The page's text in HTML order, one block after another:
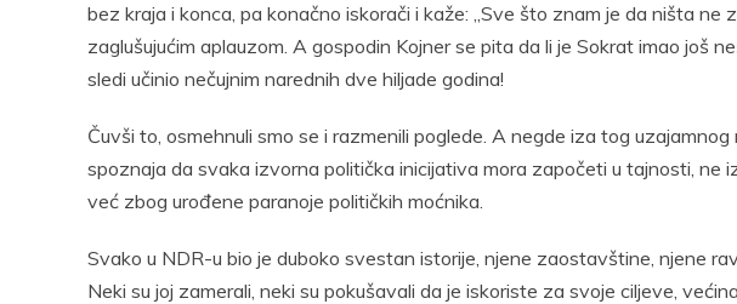
bez kraja i konca, pa konačno iskorači i kaže: „Sve što znam je da ništa ne
zaglušujućim aplauzom. A gospodin Kojner se pita da li je Sokrat imao još
sledi učinio nečujnim narednih dve hiljade godina!
Čuvši to, osmehnuli smo se i razmenili poglede. A negde iza tog
spoznaja da svaka izvorna politička inicijativa mora započeti u tajnosti, ne
već zbog urođene paranoje političkih moćnika.
Svako u NDR-u bio je duboko svestan istorije, njene zaostavštine, njene
Neki su joj zamerali, neki su pokušavali da je iskoriste za svoje ciljeve,